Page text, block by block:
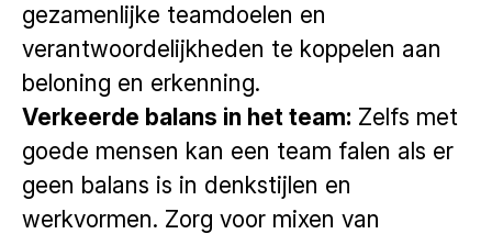
gezamenlijke teamdoelen en
verantwoordelijkheden te koppelen aan
beloning en erkenning.
Verkeerde balans in het team: Zelfs met
goede mensen kan een team falen als er
geen balans is in denkstijlen en
werkvormen. Zorg voor mixen van